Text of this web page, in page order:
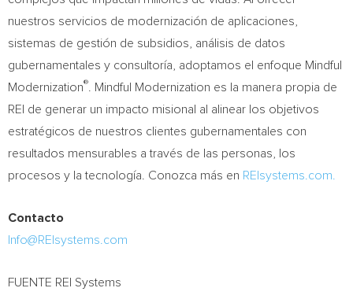
nuestros servicios de modernización de aplicaciones,
sistemas de gestión de subsidios, análisis de datos
gubernamentales y consultoría, adoptamos el enfoque Mindful
Modernization®
. Mindful Modernization es la manera propia de
REI de generar un impacto misional al alinear los objetivos
estratégicos de nuestros clientes gubernamentales con
resultados mensurables a través de las personas, los
procesos y la tecnología. Conozca más en REIsystems.com.
Contacto
Info@REIsystems.com
FUENTE REI Systems